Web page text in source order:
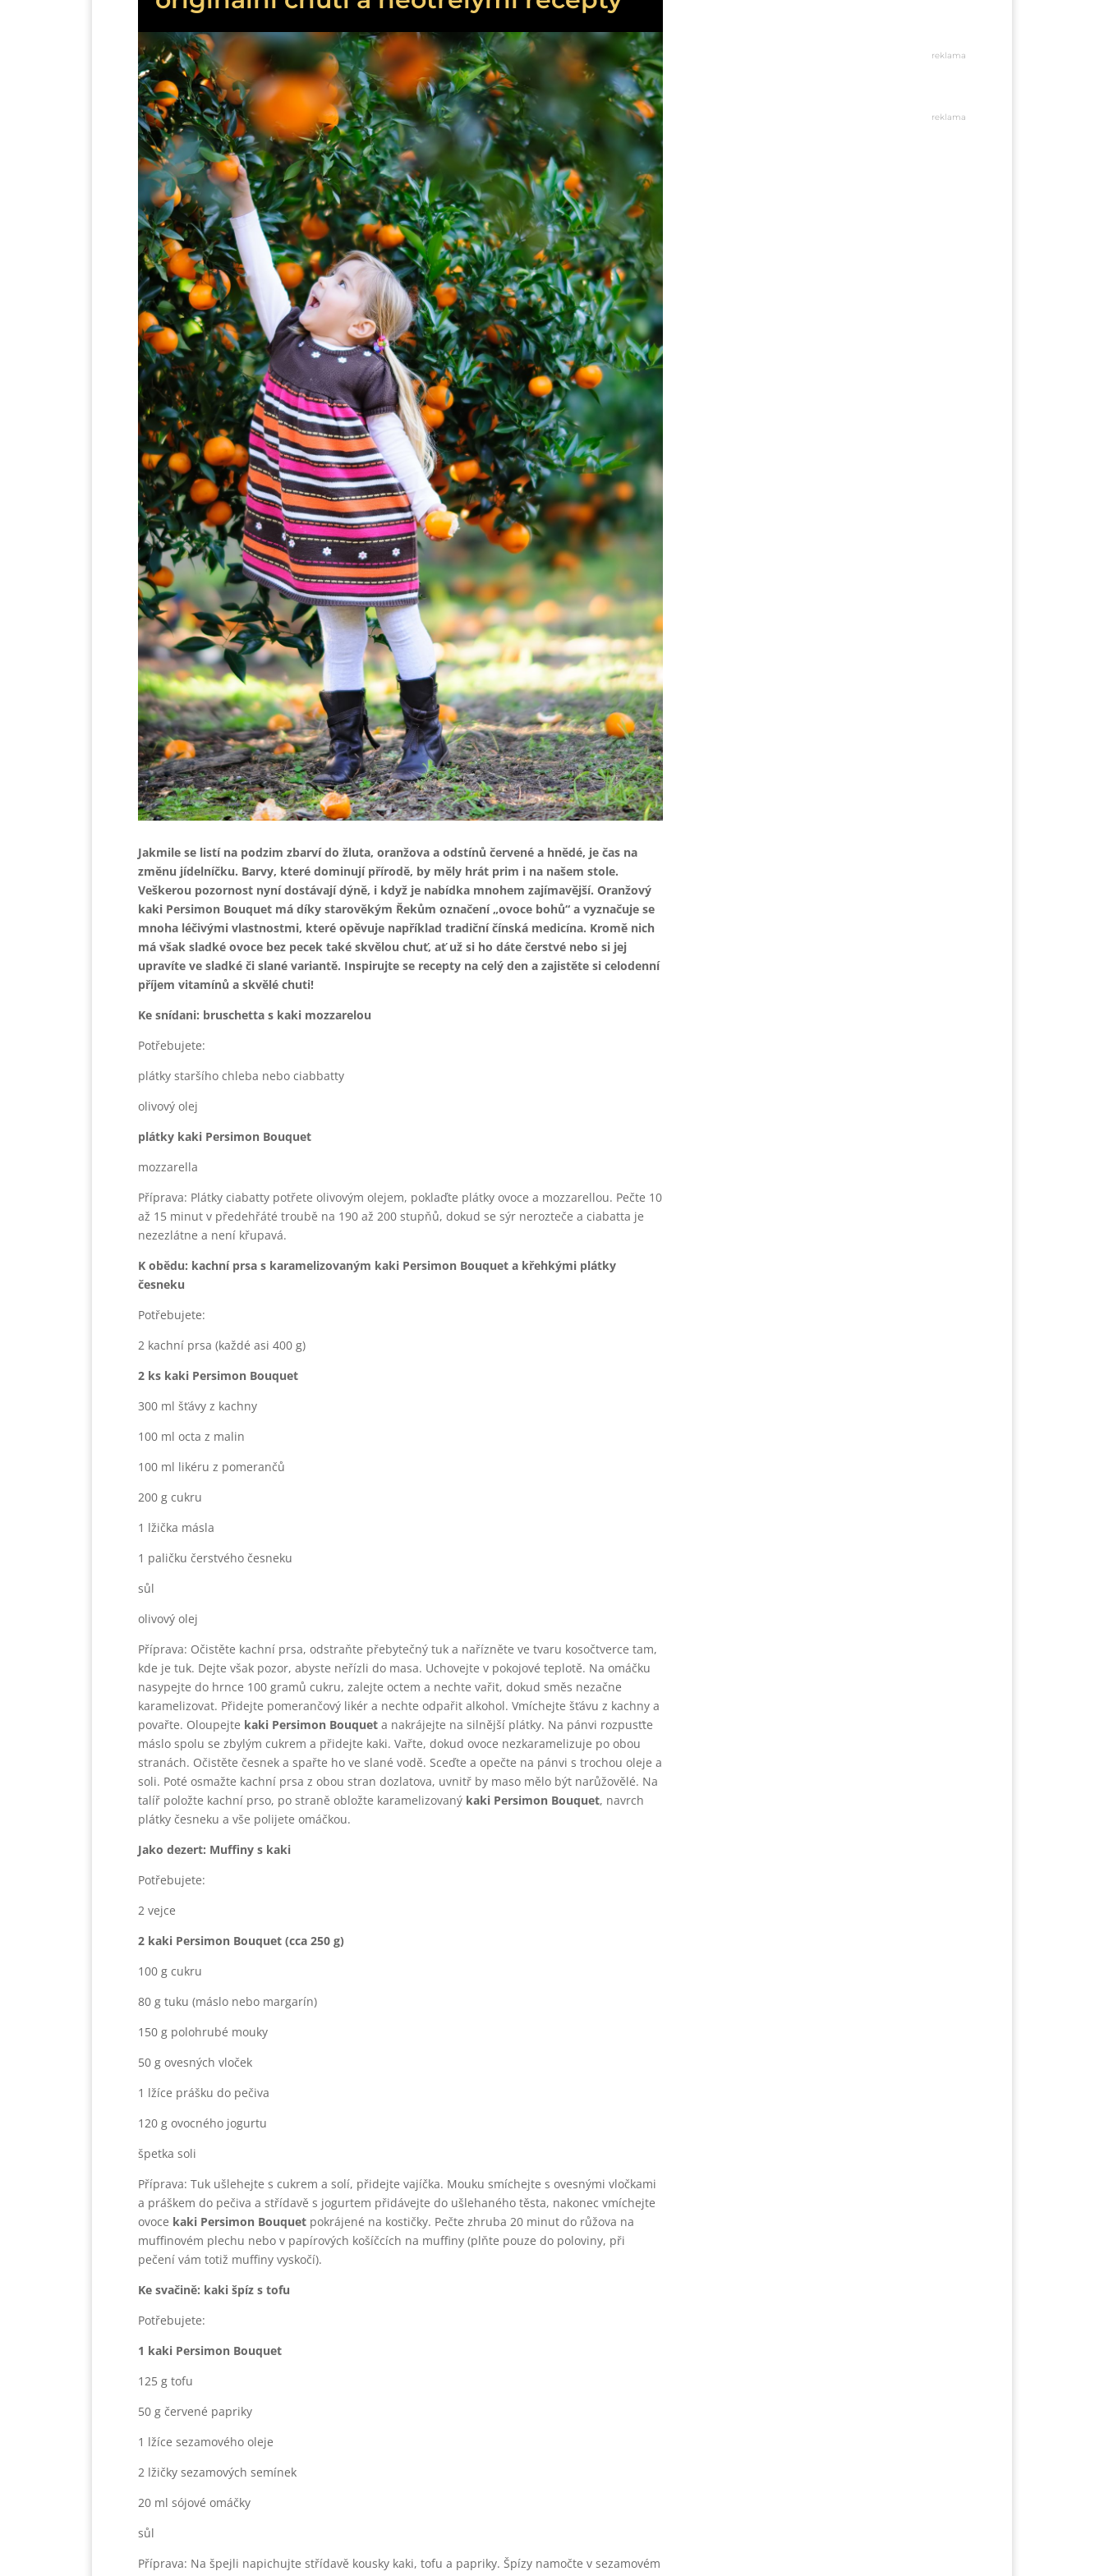
Jakmile se listí na podzim zbarví do žluta, oranžova a odstínů červené a hnědé, je čas na
změnu jídelníčku. Barvy, které dominují přírodě, by měly hrát prim i na našem stole.
Veškerou pozornost nyní dostávají dýně, i když je nabídka mnohem zajímavější. Oranžový
kaki Persimon Bouquet má díky starověkým Řekům označení „ovoce bohů“ a vyznačuje se
mnoha léčivými vlastnostmi, které opěvuje například tradiční čínská medicína. Kromě nich
má však sladké ovoce bez pecek také skvělou chuť, ať už si ho dáte čerstvé nebo si jej
upravíte ve sladké či slané variantě. Inspirujte se recepty na celý den a zajistěte si celodenní
příjem vitamínů a skvělé chuti!
Ke snídani: bruschetta s kaki mozzarelou
Potřebujete:
plátky staršího chleba nebo ciabbatty
olivový olej
plátky kaki Persimon Bouquet
mozzarella
Příprava: Plátky ciabatty potřete olivovým olejem, poklaďte plátky ovoce a mozzarellou. Pečte 10
až 15 minut v předehřáté troubě na 190 až 200 stupňů, dokud se sýr nerozteče a ciabatta je
nezezlátne a není křupavá.
K obědu: kachní prsa s karamelizovaným kaki Persimon Bouquet a křehkými plátky
česneku
Potřebujete:
2 kachní prsa (každé asi 400 g)
2 ks kaki Persimon Bouquet
300 ml šťávy z kachny
100 ml octa z malin
100 ml likéru z pomerančů
200 g cukru
1 lžička másla
1 paličku čerstvého česneku
sůl
olivový olej
Příprava: Očistěte kachní prsa, odstraňte přebytečný tuk a nařízněte ve tvaru kosočtverce tam,
kde je tuk. Dejte však pozor, abyste neřízli do masa. Uchovejte v pokojové teplotě. Na omáčku
nasypejte do hrnce 100 gramů cukru, zalejte octem a nechte vařit, dokud směs nezačne
karamelizovat. Přidejte pomerančový likér a nechte odpařit alkohol. Vmíchejte šťávu z kachny a
povařte. Oloupejte kaki Persimon Bouquet a nakrájejte na silnější plátky. Na pánvi rozpusťte
máslo spolu se zbylým cukrem a přidejte kaki. Vařte, dokud ovoce nezkaramelizuje po obou
stranách. Očistěte česnek a spařte ho ve slané vodě. Sceďte a opečte na pánvi s trochou oleje a
soli. Poté osmažte kachní prsa z obou stran dozlatova, uvnitř by maso mělo být narůžovělé. Na
talíř položte kachní prso, po straně obložte karamelizovaný kaki Persimon Bouquet, navrch
plátky česneku a vše polijete omáčkou.
Jako dezert: Muffiny s kaki
Potřebujete:
2 vejce
2 kaki Persimon Bouquet (cca 250 g)
100 g cukru
80 g tuku (máslo nebo margarín)
150 g polohrubé mouky
50 g ovesných vloček
1 lžíce prášku do pečiva
120 g ovocného jogurtu
špetka soli
Příprava: Tuk ušlehejte s cukrem a solí, přidejte vajíčka. Mouku smíchejte s ovesnými vločkami
a práškem do pečiva a střídavě s jogurtem přidávejte do ušlehaného těsta, nakonec vmíchejte
ovoce kaki Persimon Bouquet pokrájené na kostičky. Pečte zhruba 20 minut do růžova na
muffinovém plechu nebo v papírových košíčcích na muffiny (plňte pouze do poloviny, při
pečení vám totiž muffiny vyskočí).
Ke svačině: kaki špíz s tofu
Potřebujete:
1 kaki Persimon Bouquet
125 g tofu
50 g červené papriky
1 lžíce sezamového oleje
2 lžičky sezamových semínek
20 ml sójové omáčky
sůl
Příprava: Na špejli napichujte střídavě kousky kaki, tofu a papriky. Špízy namočte v sezamovém
reklama
reklama